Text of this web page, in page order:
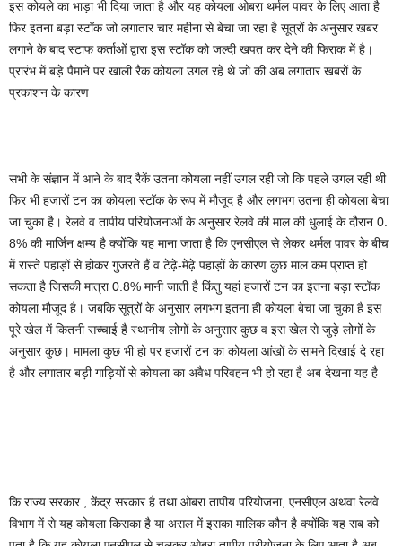
इस कोयले का भाड़ा भी दिया जाता है और यह कोयला ओबरा थर्मल पावर के लिए आता है
फिर इतना बड़ा स्टॉक जो लगातार चार महीना से बेचा जा रहा है सूत्रों के अनुसार खबर
लगाने के बाद स्टाफ कर्ताओं द्वारा इस स्टॉक को जल्दी खपत कर देने की फिराक में है।
प्रारंभ में बड़े पैमाने पर खाली रैक कोयला उगल रहे थे जो की अब लगातार खबरों के
प्रकाशन के कारण
सभी के संज्ञान में आने के बाद रैकें उतना कोयला नहीं उगल रही जो कि पहले उगल रही थी
फिर भी हजारों टन का कोयला स्टॉक के रूप में मौजूद है और लगभग उतना ही कोयला बेचा
जा चुका है। रेलवे व तापीय परियोजनाओं के अनुसार रेलवे की माल की धुलाई के दौरान 0.
8% की मार्जिन क्षम्य है क्योंकि यह माना जाता है कि एनसीएल से लेकर थर्मल पावर के बीच
में रास्ते पहाड़ों से होकर गुजरते हैं व टेढ़े-मेढ़े पहाड़ों के कारण कुछ माल कम प्राप्त हो
सकता है जिसकी मात्रा 0.8% मानी जाती है किंतु यहां हजारों टन का इतना बड़ा स्टॉक
कोयला मौजूद है। जबकि सूत्रों के अनुसार लगभग इतना ही कोयला बेचा जा चुका है इस
पूरे खेल में कितनी सच्चाई है स्थानीय लोगों के अनुसार कुछ व इस खेल से जुड़े लोगों के
अनुसार कुछ। मामला कुछ भी हो पर हजारों टन का कोयला आंखों के सामने दिखाई दे रहा
है और लगातार बड़ी गाड़ियों से कोयला का अवैध परिवहन भी हो रहा है अब देखना यह है
कि राज्य सरकार , केंद्र सरकार है तथा ओबरा तापीय परियोजना, एनसीएल अथवा रेलवे
विभाग में से यह कोयला किसका है या असल में इसका मालिक कौन है क्योंकि यह सब को